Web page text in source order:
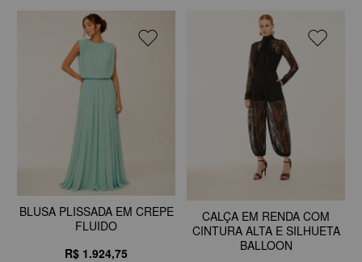
BLUSA PLISSADA EM CREPE
FLUIDO
R$ 1.924,75
CALÇA EM RENDA COM
CINTURA ALTA E SILHUETA
BALLOON